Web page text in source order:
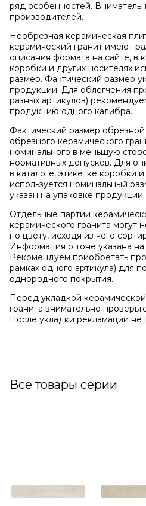
ряд особенностей.
производителей.
Необрезная керамическая
керамический гранит имеют
описания формата на сайте, в
коробки и других носителях
размер. Фактический размер
продукции. Для облегчения
разных артикулов)
продукцию одного калибра.
Фактический размер
обрезного керамического
номинального в меньшую
нормативных допусков. Для
в каталоге, этикетке коробки
используется номинальный
указан на упаковке продукции.
Отдельные партии
керамического гранита могут
по цвету, исходя из чего
Информация о тоне указана
Рекомендуем приобретать
рамках одного артикула) для
однородного покрытия.
Перед укладкой
гранита внимательно
После укладки рекламации не
Все товары серии